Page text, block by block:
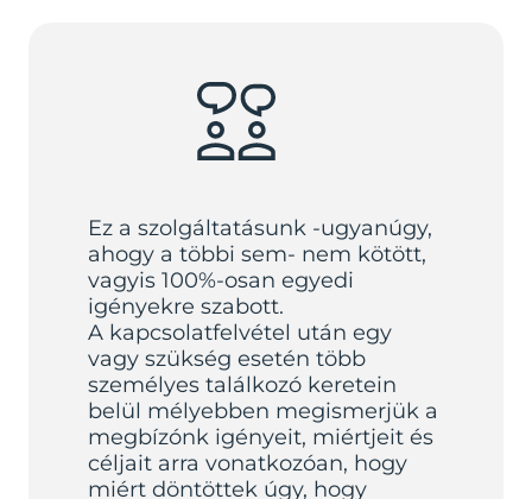
Ez a szolgáltatásunk -ugyanúgy,
ahogy a többi sem- nem kötött,
vagyis 100%-osan egyedi
igényekre szabott.
A kapcsolatfelvétel után egy
vagy szükség esetén több
személyes találkozó keretein
belül mélyebben megismerjük a
megbízónk igényeit, miértjeit és
céljait arra vonatkozóan, hogy
miért döntöttek úgy, hogy